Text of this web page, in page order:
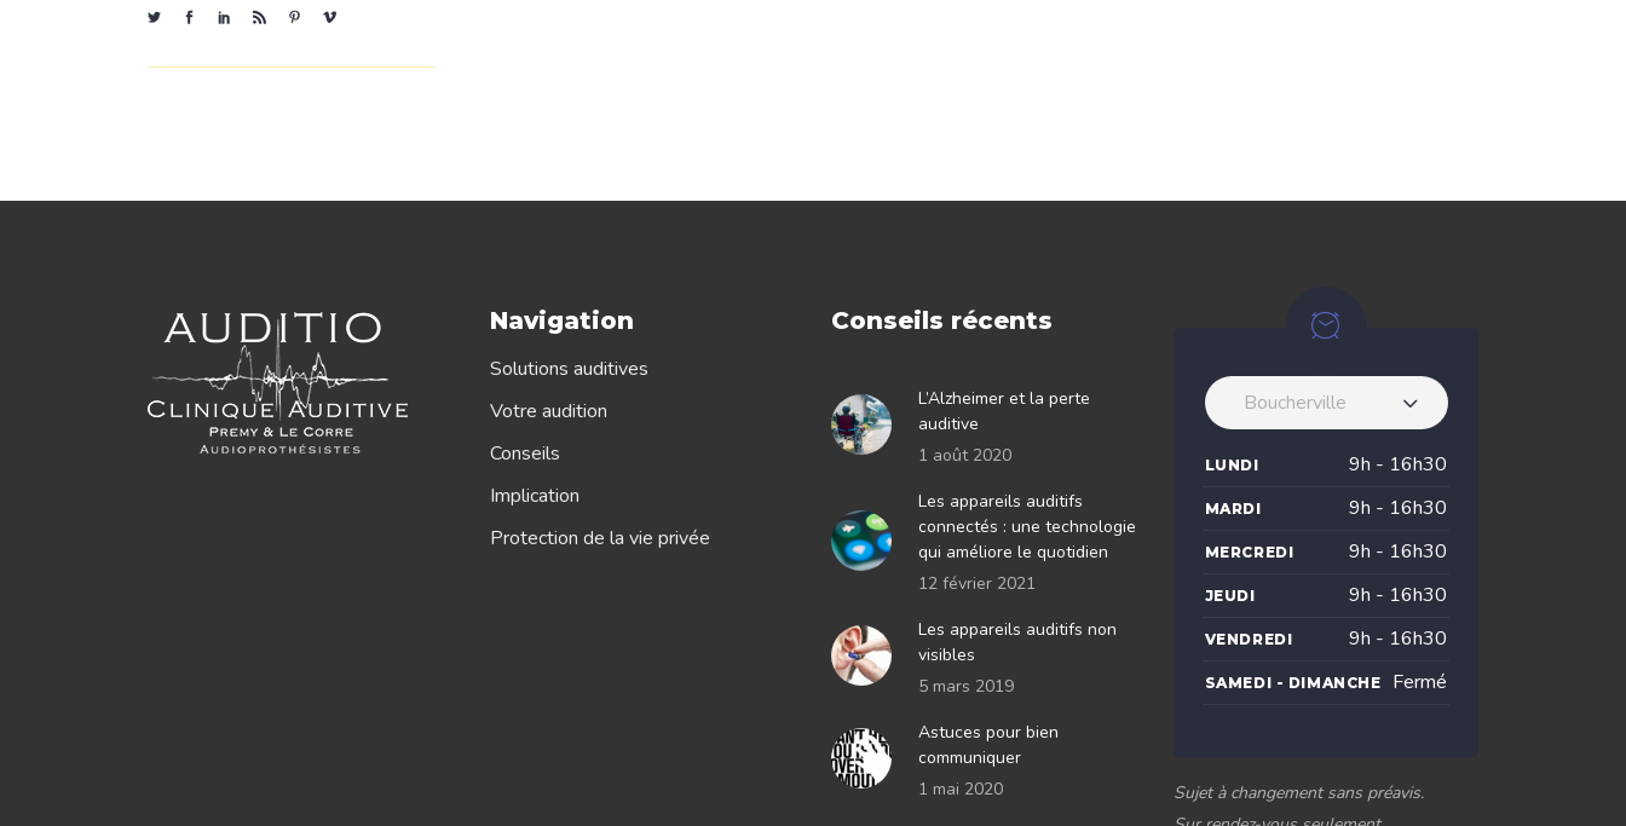
Navigation
Solutions auditives
Votre audition
Conseils
Implication
Protection de la vie privée
Conseils récents
L’Alzheimer et la perte
auditive
1 août 2020
Les appareils auditifs
connectés : une technologie
qui améliore le quotidien
12 février 2021
Les appareils auditifs non
visibles
5 mars 2019
Astuces pour bien
communiquer
1 mai 2020
Boucherville
LUNDI 9h - 16h30
MARDI 9h - 16h30
MERCREDI 9h - 16h30
JEUDI 9h - 16h30
VENDREDI 9h - 16h30
SAMEDI - DIMANCHE Fermé
Sujet à changement sans préavis.